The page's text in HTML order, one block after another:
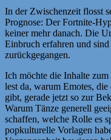
In der Zwischenzeit flosst
Prognose: Der Fortnite-
keiner mehr danach. Die
Einbruch erfahren und
zurückgegangen.
Ich möchte die Inhalte
lest da, warum Emotes,
gibt, gerade jetzt so zur
Warum Tänze generell
schaffen, welche Rolle es
popkulturelle Vorlagen